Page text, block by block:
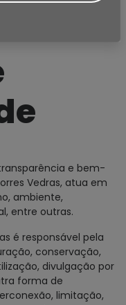
e bem-
Vedras, atua em
ambiente,
entre outras.
é responsável pela
conservação,
divulgação por
forma de
limitação,